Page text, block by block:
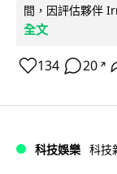
間，因評估夥伴
全文
134 20 ↗
科技娛樂 科技